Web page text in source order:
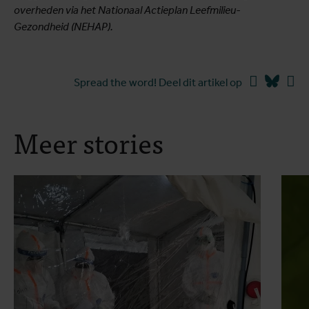
overheden via het Nationaal Actieplan Leefmilieu-
Gezondheid (NEHAP).
Spread the word! Deel dit artikel op Facebook
Meer stories